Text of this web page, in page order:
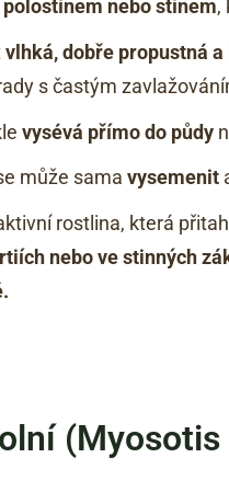
polostínem nebo stínem,
vlhká, dobře propustná
s častým
vysévá přímo do půdy
může sama vysemenit
rostlina, která
nebo ve stinných
(Myosotis